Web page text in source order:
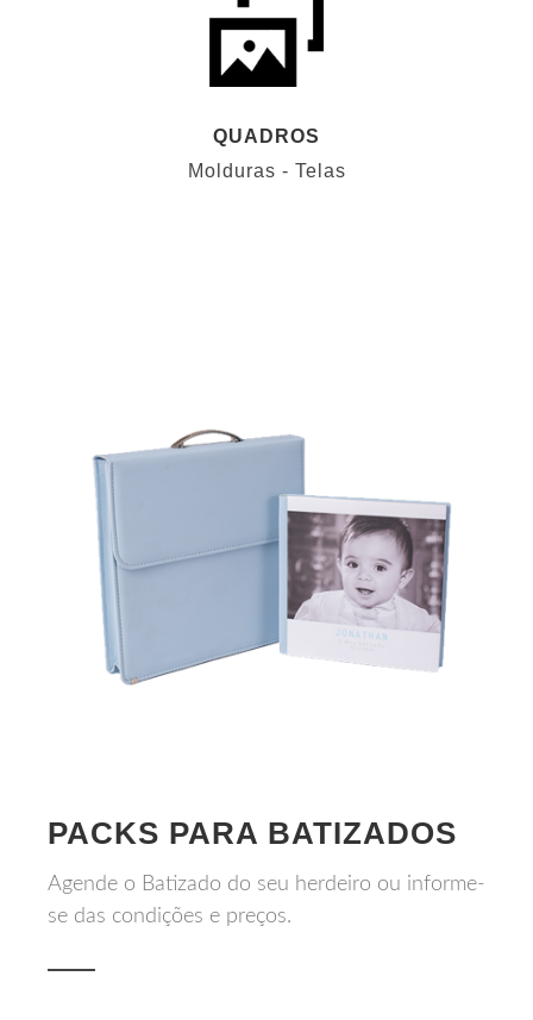
QUADROS
Molduras - Telas
PACKS PARA BATIZADOS
Agende o Batizado do seu herdeiro ou informe-
se das condições e preços.